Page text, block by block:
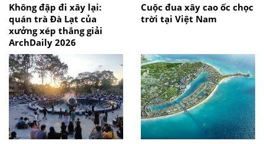
Không đập đi xây lại:
quán trà Đà Lạt của
xưởng xép thắng giải
ArchDaily 2026
Cuộc đua xây cao ốc chọc
trời tại Việt Nam